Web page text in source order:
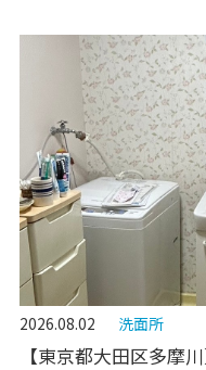
2026.08.02 洗面所
【東京都大田区多摩